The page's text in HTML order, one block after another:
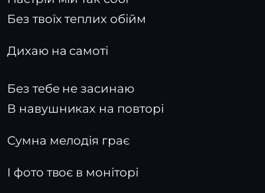
Без твоїх теплих обійм
Дихаю на самоті
Без тебе не засинаю
В навушниках на повторі
Сумна мелодія грає
І фото твоє в моніторі